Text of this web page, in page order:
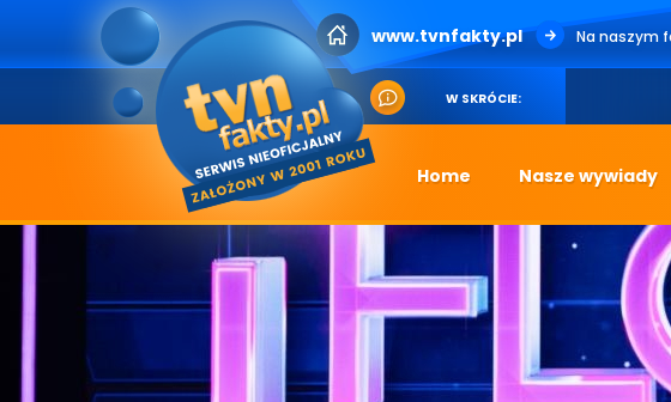
www.tvnfakty.pl Na naszym
W SKRÓCIE:
Home Nasze wywiady